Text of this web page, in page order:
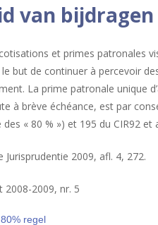
van
et primes patronales
but de continuer à percevoir
La prime patronale
à brève échéance, est par
« 80 % ») et 195 du CIR92 et
Jurisprudentie 2009, afl. 4, 272.
2008-2009, nr. 5
80% regel